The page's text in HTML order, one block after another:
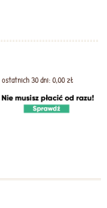
ostatnich 30 dni: 0,00 zł